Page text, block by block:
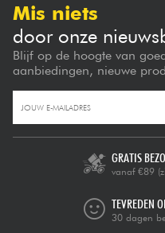
Mis niets
door onze
Blijf op de hoogte van
aanbiedingen, nieuwe
GRATIS
vanaf €89
TEVREDEN
30 dagen